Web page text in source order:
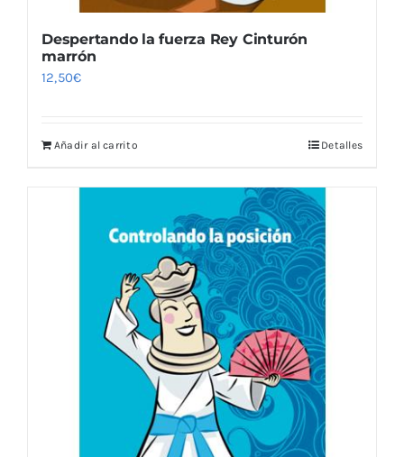
Despertando la fuerza Rey Cinturón
marrón
12,50€
Añadir al carrito Detalles